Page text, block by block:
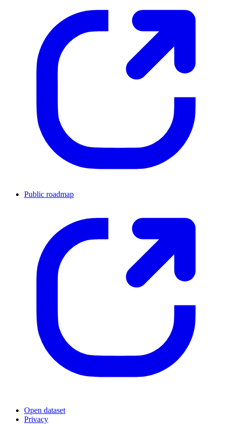
Public roadmap
Open dataset
Privacy